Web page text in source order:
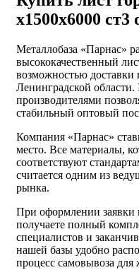
х1500х6000
Металлобаза «Парнас»
высококачественный
возможностью доставки
Ленинградской
производителями
стабильный оптовый
Компания «Парнас»
место. Все материалы,
соответствуют
считается одним из
рынка.
При оформлении заявки
получаете полный
специалистов и
нашей базы удобно
процесс самовывоза